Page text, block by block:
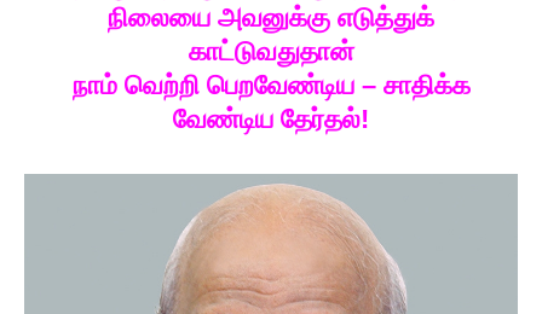
நிலையை அவனுக்கு எடுத்துக்
காட்டுவதுதான்
நாம் வெற்றி பெறவேண்டிய – சாதிக்க
வேண்டிய தேர்தல்!